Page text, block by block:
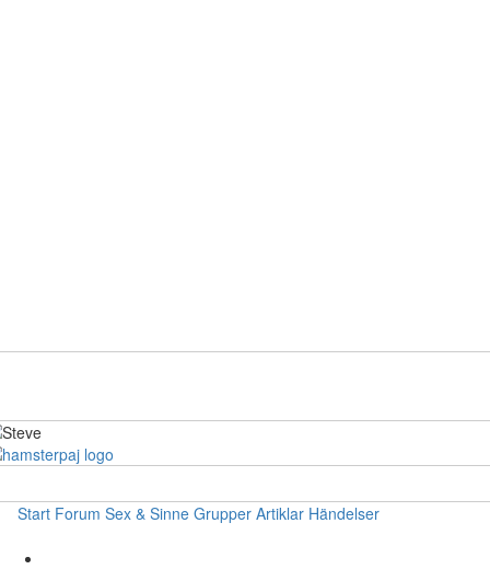
Start Forum Sex & Sinne Grupper Artiklar Händelser